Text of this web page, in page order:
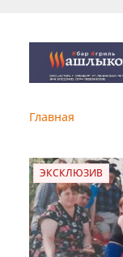
Главная
ЭКСКЛЮЗИВ